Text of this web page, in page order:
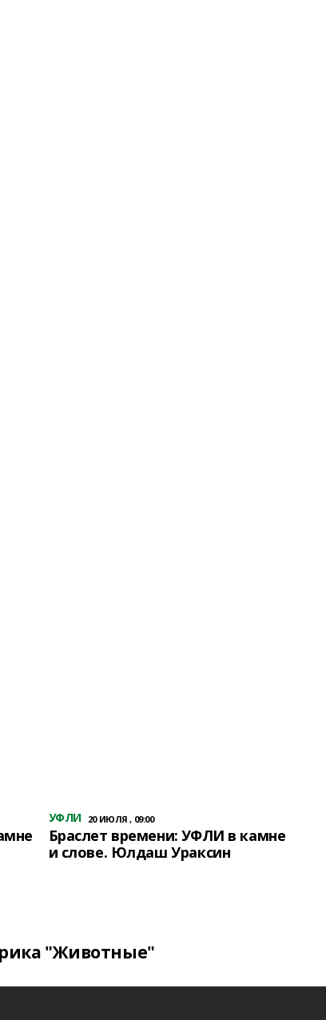
УФЛИ 20 ИЮЛЯ , 09:00
Браслет времени: УФЛИ в камне
и слове. Юлдаш Ураксин
"Животные"